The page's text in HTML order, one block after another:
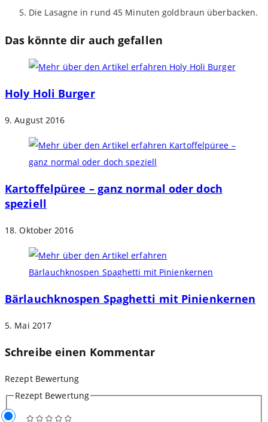
Die Lasagne in rund 45 Minuten goldbraun überbacken.
Das könnte dir auch gefallen
Holy Holi Burger
9. August 2016
Kartoffelpüree – ganz normal oder doch
speziell
18. Oktober 2016
Bärlauchknospen Spaghetti mit Pinienkernen
5. Mai 2017
Schreibe einen Kommentar
Rezept Bewertung
Rezept Bewertung